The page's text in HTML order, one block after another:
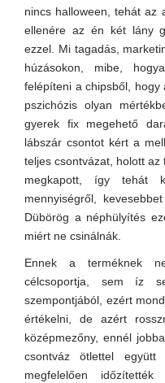
nincs halloween, tehát az
ellenére az én két lány
ezzel. Mi tagadás,
húzásokon, mibe,
felépíteni a chipsből,
pszichózis olyan
gyerek fix megehető
lábszár csontot kért a
teljes csontvázat, holott
megkapott, így tehát
mennyiségről,
Dübörög a néphülyítés
miért ne csinálnák.
Ennek a terméknek
célcsoportja, sem íz
szempontjából, ezért
értékelni, de azért
középmezőny, ennél
csontváz ötlettel
megfelelően